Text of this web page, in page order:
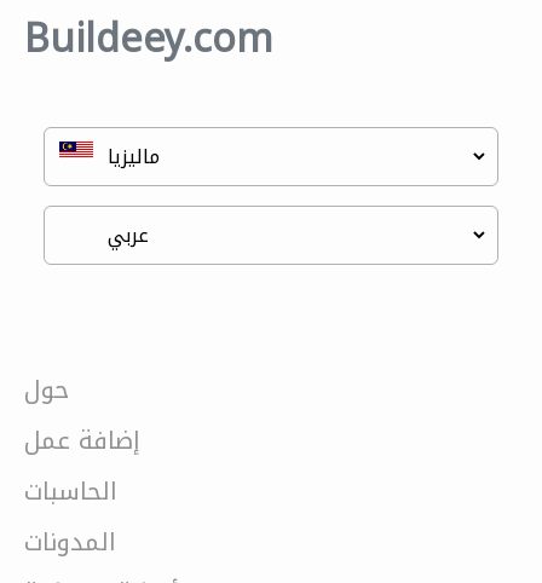
Buildeey.com
حول
إضافة عمل
الحاسبات
المدونات